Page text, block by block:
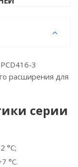
3
расширения для
серии
°C;
°C.